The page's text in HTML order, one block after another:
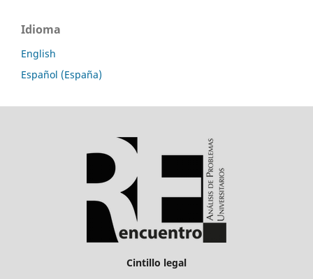
Idioma
English
Español (España)
Cintillo legal